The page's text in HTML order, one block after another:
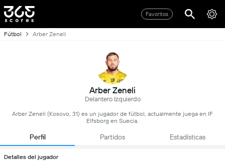
Favoritos
Fútbol Arber Zeneli
Arber Zeneli
Delantero Izquierdo
Arber Zeneli (Kosovo, 31) es un jugador de fútbol, actualmente juega en IF
Elfsborg en Suecia.
Perfil Partidos Estadísticas
Detalles del jugador